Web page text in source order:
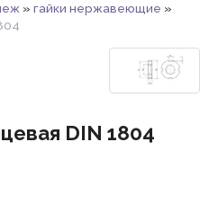
» гайки нержавеющие »
DIN 1804